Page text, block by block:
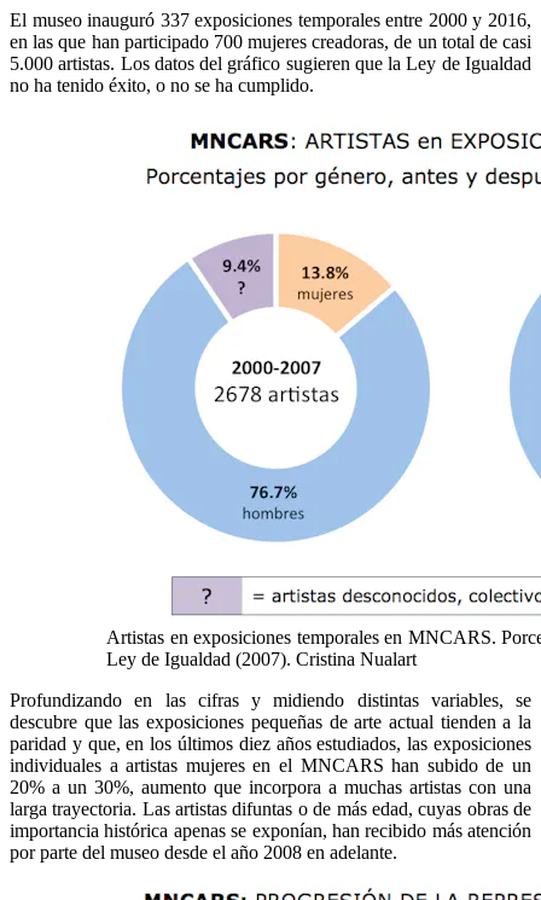
El museo inauguró 337 exposiciones temporales entre 2000 y 2016,
en las que han participado 700 mujeres creadoras, de un total de casi
5.000 artistas. Los datos del gráfico sugieren que la Ley de Igualdad
no ha tenido éxito, o no se ha cumplido.
Artistas en exposiciones temporales en MNCARS.
Ley de Igualdad (2007). Cristina Nualart
Profundizando en las cifras y midiendo distintas variables, se
descubre que las exposiciones pequeñas de arte actual tienden a la
paridad y que, en los últimos diez años estudiados, las exposiciones
individuales a artistas mujeres en el MNCARS han subido de un
20% a un 30%, aumento que incorpora a muchas artistas con una
larga trayectoria. Las artistas difuntas o de más edad, cuyas obras de
importancia histórica apenas se exponían, han recibido más atención
por parte del museo desde el año 2008 en adelante.